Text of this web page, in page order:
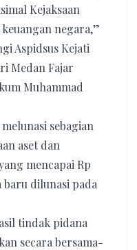
Kejaksaan
negara,”
Aspidsus Kejati
Medan Fajar
Muhammad
sebagian
aset dan
mencapai Rp
baru dilunasi pada
tindak pidana
secara bersama-